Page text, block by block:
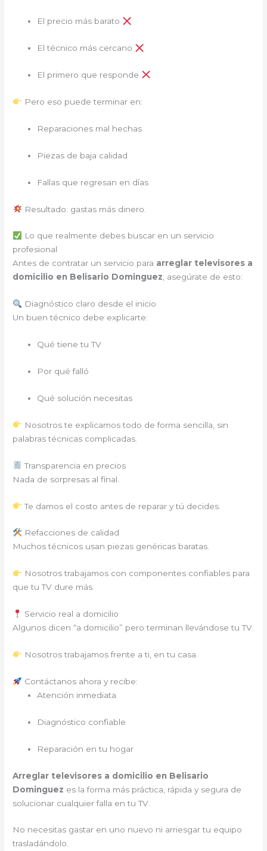
El precio más barato
El técnico más cercano
El primero que responde
Pero eso puede terminar en:
Reparaciones mal hechas
Piezas de baja calidad
Fallas que regresan en días
Resultado: gastas más dinero.
Lo que realmente debes buscar en un servicio
profesional
Antes de contratar un servicio para arreglar televisores a
domicilio en Belisario Dominguez, asegúrate de esto:
Diagnóstico claro desde el inicio
Un buen técnico debe explicarte:
Qué tiene tu TV
Por qué falló
Qué solución necesitas
Nosotros te explicamos todo de forma sencilla, sin
palabras técnicas complicadas.
Transparencia en precios
Nada de sorpresas al final.
Te damos el costo antes de reparar y tú decides.
Refacciones de calidad
Muchos técnicos usan piezas genéricas baratas.
Nosotros trabajamos con componentes confiables para
que tu TV dure más.
Servicio real a domicilio
Algunos dicen “a domicilio” pero terminan llevándose tu TV.
Nosotros trabajamos frente a ti, en tu casa.
Contáctanos ahora y recibe:
Atención inmediata
Diagnóstico confiable
Reparación en tu hogar
Arreglar televisores a domicilio en Belisario
Dominguez es la forma más práctica, rápida y segura de
solucionar cualquier falla en tu TV.
No necesitas gastar en uno nuevo ni arriesgar tu equipo
trasladándolo.